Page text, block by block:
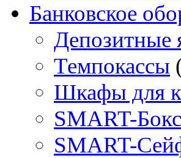
Банковское
Депозитные
Темпокассы
Шкафы для
SMART-
SMART-